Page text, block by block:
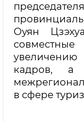
Оуян
увеличению
кадров, а
в сфере